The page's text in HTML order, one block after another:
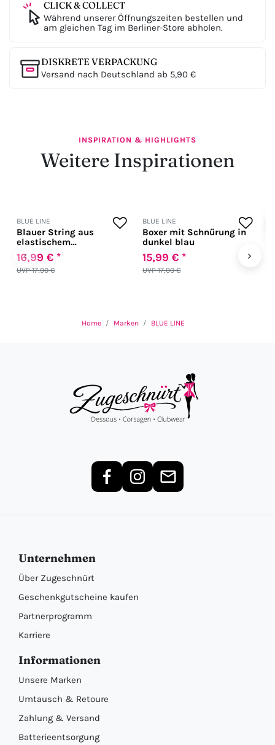
CLICK & COLLECT
Während unserer Öffnungszeiten bestellen und
am gleichen Tag im Berliner-Store abholen.
DISKRETE VERPACKUNG
Versand nach Deutschland ab 5,90 €
INSPIRATION & HIGHLIGHTS
Weitere Inspirationen
‹
BLUE LINE
Blauer String aus
elastischem
Microfasergewebe
UVP 17,90 €
16,99 € *
BLUE LINE
Boxer mit Schnürung in
dunkel blau
UVP 17,90 €
15,99 € * ›
Home Marken BLUE LINE
Unternehmen
Über Zugeschnürt
Geschenkgutscheine kaufen
Partnerprogramm
Karriere
Informationen
Unsere Marken
Umtausch & Retoure
Zahlung & Versand
Batterieentsorgung